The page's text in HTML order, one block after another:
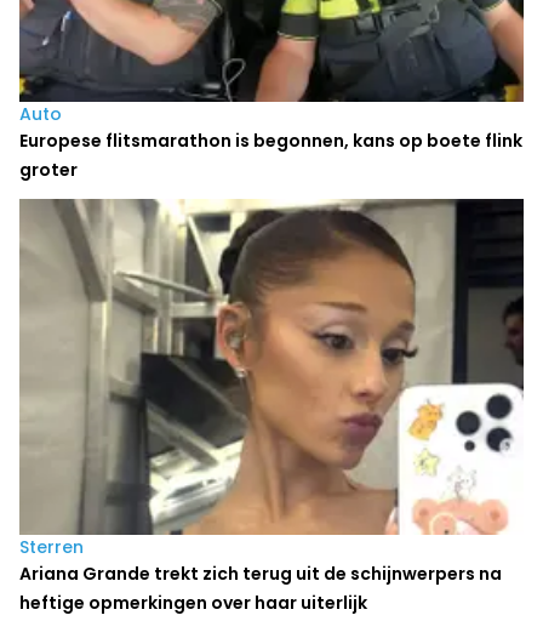
Auto
Europese flitsmarathon is begonnen, kans op boete flink
groter
Sterren
Ariana Grande trekt zich terug uit de schijnwerpers na
heftige opmerkingen over haar uiterlijk